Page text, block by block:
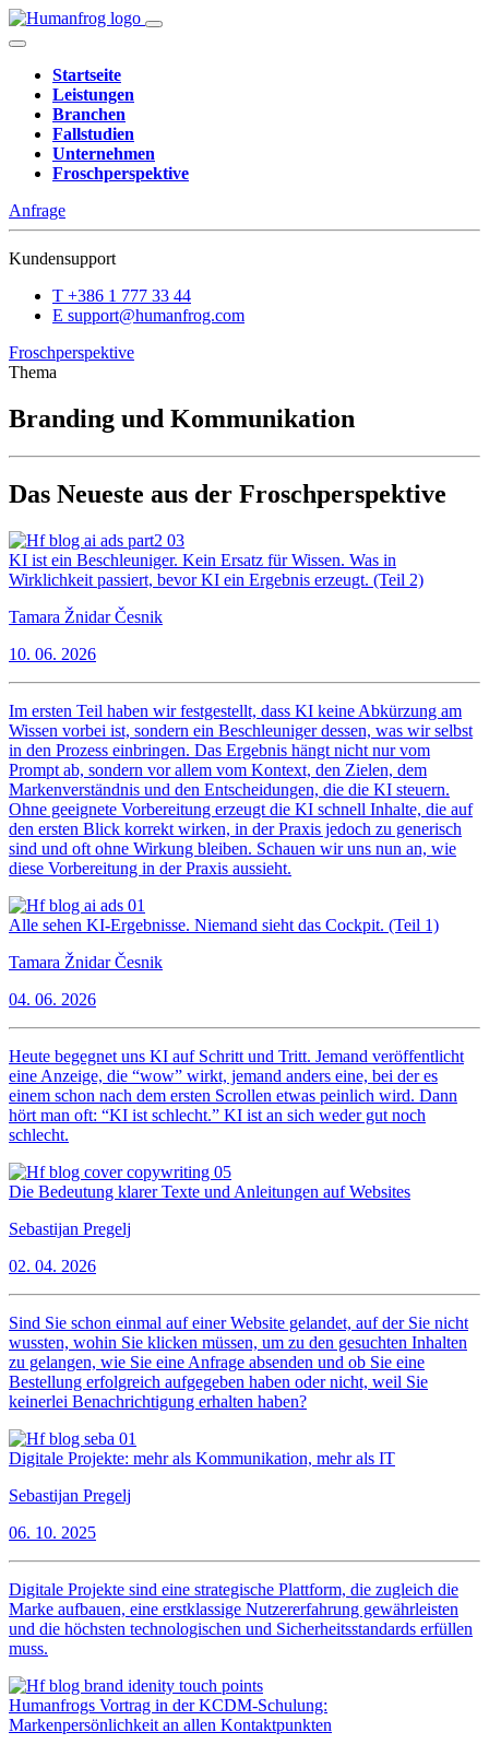
Startseite
Leistungen
Branchen
Fallstudien
Unternehmen
Froschperspektive
Anfrage
Kundensupport
T +386 1 777 33 44
E support@humanfrog.com
Froschperspektive
Thema
Branding und Kommunikation
Das Neueste aus der Froschperspektive
KI ist ein Beschleuniger. Kein Ersatz für Wissen. Was in
Wirklichkeit passiert, bevor KI ein Ergebnis erzeugt. (Teil 2)
Tamara Žnidar Česnik
10. 06. 2026
Im ersten Teil haben wir festgestellt, dass KI keine Abkürzung am
Wissen vorbei ist, sondern ein Beschleuniger dessen, was wir selbst
in den Prozess einbringen. Das Ergebnis hängt nicht nur vom
Prompt ab, sondern vor allem vom Kontext, den Zielen, dem
Markenverständnis und den Entscheidungen, die die KI steuern.
Ohne geeignete Vorbereitung erzeugt die KI schnell Inhalte, die auf
den ersten Blick korrekt wirken, in der Praxis jedoch zu generisch
sind und oft ohne Wirkung bleiben. Schauen wir uns nun an, wie
diese Vorbereitung in der Praxis aussieht.
Alle sehen KI-Ergebnisse. Niemand sieht das Cockpit. (Teil 1)
Tamara Žnidar Česnik
04. 06. 2026
Heute begegnet uns KI auf Schritt und Tritt. Jemand veröffentlicht
eine Anzeige, die “wow” wirkt, jemand anders eine, bei der es
einem schon nach dem ersten Scrollen etwas peinlich wird. Dann
hört man oft: “KI ist schlecht.” KI ist an sich weder gut noch
schlecht.
Die Bedeutung klarer Texte und Anleitungen auf Websites
Sebastijan Pregelj
02. 04. 2026
Sind Sie schon einmal auf einer Website gelandet, auf der Sie nicht
wussten, wohin Sie klicken müssen, um zu den gesuchten Inhalten
zu gelangen, wie Sie eine Anfrage absenden und ob Sie eine
Bestellung erfolgreich aufgegeben haben oder nicht, weil Sie
keinerlei Benachrichtigung erhalten haben?
Digitale Projekte: mehr als Kommunikation, mehr als IT
Sebastijan Pregelj
06. 10. 2025
Digitale Projekte sind eine strategische Plattform, die zugleich die
Marke aufbauen, eine erstklassige Nutzererfahrung gewährleisten
und die höchsten technologischen und Sicherheitsstandards erfüllen
muss.
Humanfrogs Vortrag in der KCDM-Schulung:
Markenpersönlichkeit an allen Kontaktpunkten